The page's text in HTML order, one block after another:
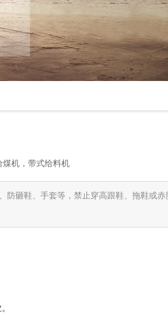
煤机，带式给料机
防砸鞋、手套等，禁止穿高跟鞋、拖鞋或赤